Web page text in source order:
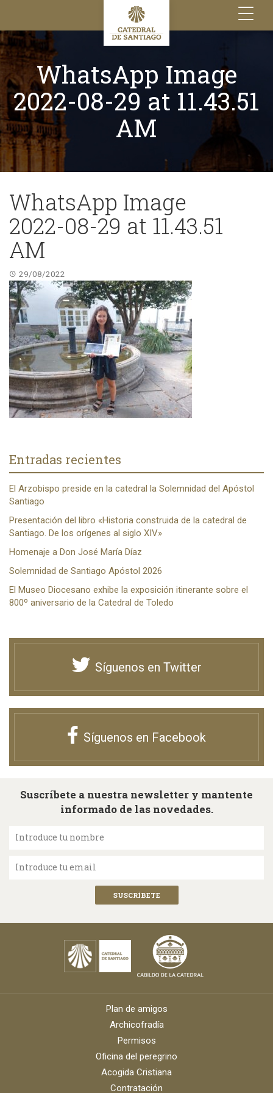
Toggle
navigation
WhatsApp Image
2022-08-29 at 11.43.51
AM
WhatsApp Image
2022-08-29 at 11.43.51
AM
29/08/2022
Entradas recientes
El Arzobispo preside en la catedral la Solemnidad del Apóstol
Santiago
Presentación del libro «Historia construida de la catedral de
Santiago. De los orígenes al siglo XIV»
Homenaje a Don José María Díaz
Solemnidad de Santiago Apóstol 2026
El Museo Diocesano exhibe la exposición itinerante sobre el
800º aniversario de la Catedral de Toledo
Síguenos en Twitter
Síguenos en Facebook
Suscríbete a nuestra newsletter y mantente
informado de las novedades.
Introduce tu nombre
Introduce tu email
Plan de amigos
Archicofradía
Permisos
Oficina del peregrino
Acogida Cristiana
Contratación